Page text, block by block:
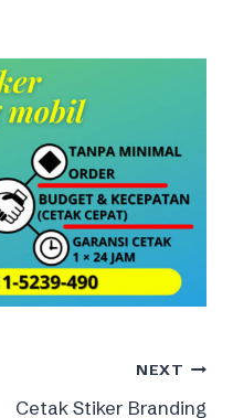
NEXT
Cetak Stiker Branding